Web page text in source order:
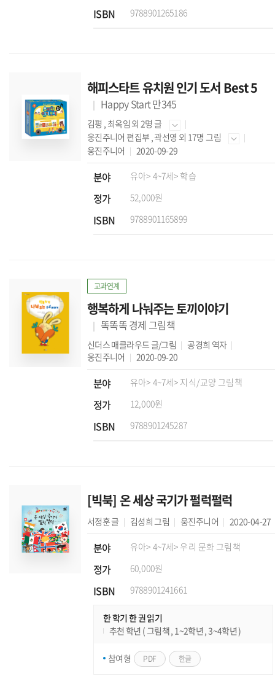
ISBN 9788901265186
해피스타트 유치원 인기 도서 Best 5
Happy Start 만345
김평 , 최옥임 외 2명 글
웅진주니어 편집부 ,곽선영 외 17명 그림
웅진주니어
2020-09-29
분야 유아> 4~7세> 학습
정가 52,000원
ISBN 9788901165899
교과연계
행복하게 나눠주는 토끼이야기
똑똑똑 경제 그림책
신더스 매클라우드 글/그림 공경희 역자
웅진주니어
2020-09-20
분야 유아> 4~7세> 지식/교양 그림책
정가 12,000원
ISBN 9788901245287
[빅북] 온 세상 국기가 펄럭펄럭
서정훈글 김성희그림 웅진주니어 2020-04-27
분야 유아> 4~7세> 우리 문화 그림책
정가 60,000원
ISBN 9788901241661
한 학기 한 권 읽기
추천 학년 ( 그림책 , 1~2학년 , 3~4학년 )
참여형 PDF 한글